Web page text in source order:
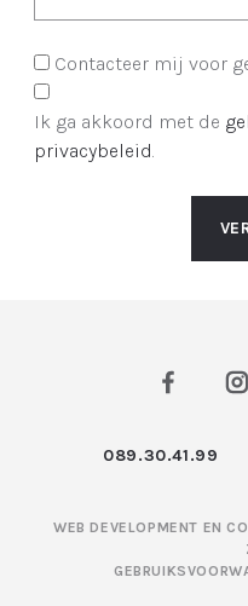
Contacteer mij voor
Ik ga akkoord met de
privacybeleid.
089.30.41.99
WEB DEVELOPMENT EN